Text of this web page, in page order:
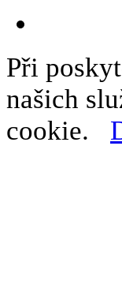
Při
našich
cookie.